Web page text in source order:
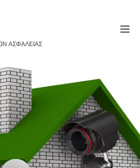
ΑΣΦΑΛΕΙΑΣ